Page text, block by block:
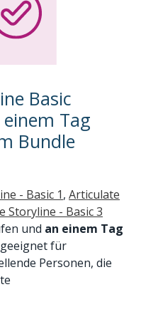
Basic
Tag
Bundle
- Basic 1, Articulate
Storyline - Basic 3
und an einem Tag
für
Personen, die